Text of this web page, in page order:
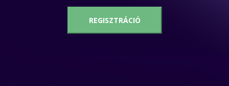
REGISZTRÁCIÓ